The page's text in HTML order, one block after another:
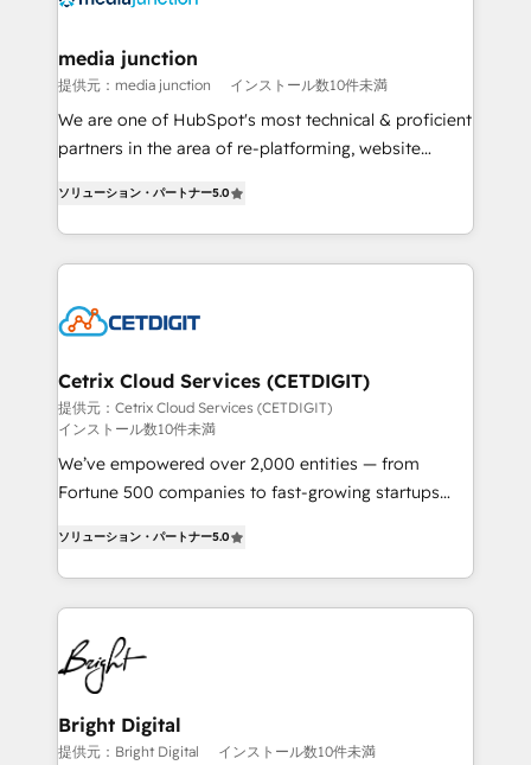
Mexico, USA, and Portugal—we've executed over a
hundred successful operations. Our approach,
rooted in RevOps principles, integrates analysis,
training, planning, and qualification. Leveraging
inbound marketing tactics, we focus on
understanding, nurturing, and converting leads.
competitive market.
media junction
提供元：media junction インストール数10件未満
We are one of HubSpot's most technical & proficient
partners in the area of re-platforming, website
implementations for mid-market & enterprise
companies. We are woman-owned, powered by
coffee, and we ❤️ dogs. We produce award-winning
Impact Award 🏆2022 Technical Expertise Impact
Award 🏆2020 Elite Solutions Partner 🏆2019
Integrations HubSpot Impact Award 🏆2019
Marketing Enablement HubSpot Impact Award 🏆
2018 Website Design HubSpot Impact Award 🏆2017
Website Design HubSpot Impact Award 🏆2016
Sales Enablement HubSpot Impact Award 🏆2015
Growth-Driven Design Agency of the Year 🏆2015
Became the 5th Agency to reach Diamond 🏆2014
HubSpot COS Performance Award 🏆2014 HubSpot
COS Design Award 🏆2013 HubSpot Marketplace
Provider of the Year 🏆2011 Became a HubSpot
Partner 📆Founded in 1997
ソリューション・パートナー5.0
Cetrix Cloud Services (CETDIGIT)
提供元：Cetrix Cloud Services (CETDIGIT)
インストール数10件未満
We’ve empowered over 2,000 entities — from
Fortune 500 companies to fast-growing startups
revenue, and unlock the full potential of HubSpot.
With deep technical and industry expertise, we fuse
automation, integration, and AI innovation to deliver
lasting impact. We specialize in: • Turnkey and end-
to-end HubSpot implementations • Onboarding for
Sales, Service, Marketing & Content Hubs • AI voice
and chat agents, predictive automation, and smart
workflows • Salesforce + HubSpot integration •
ソリューション・パートナー5.0
Bright Digital
提供元：Bright Digital インストール数10件未満